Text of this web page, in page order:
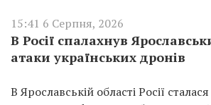
15:41 6 Серпня, 2026
В Росії спалахнув
атаки українських дронів
В Ярославській області Росії